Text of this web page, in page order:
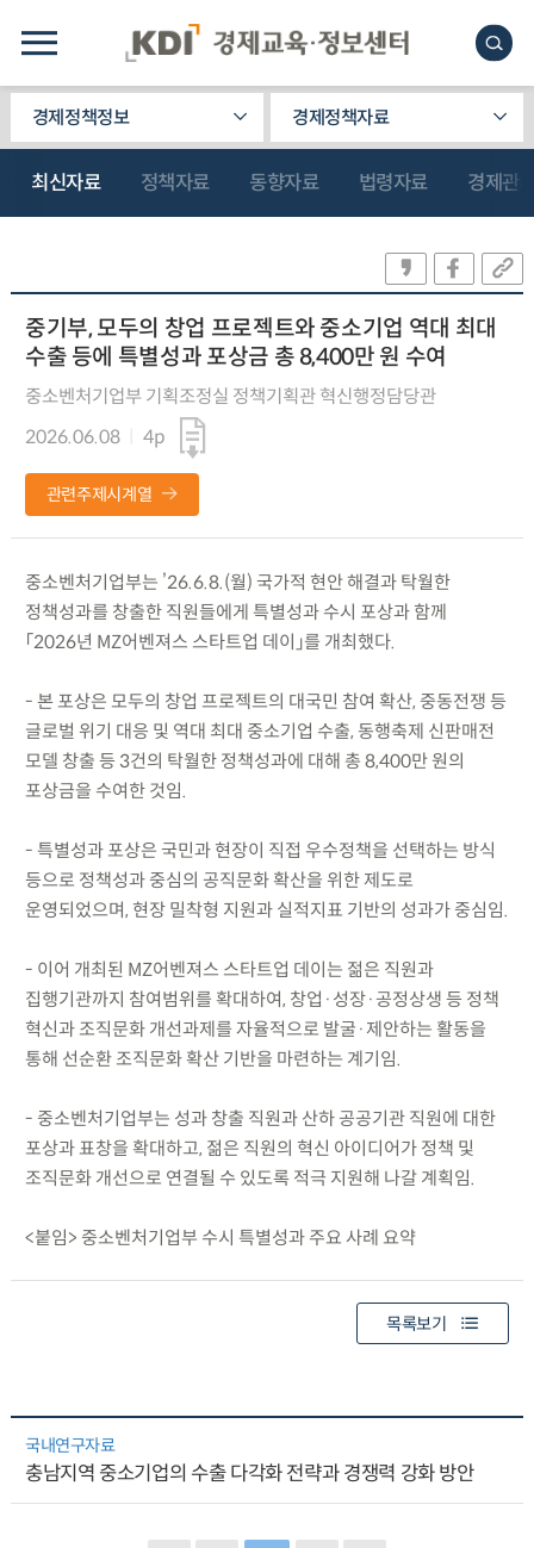
경제정책정보 경제정책자료
최신자료 정책자료 동향자료 법령자료 경제관
중기부, 모두의 창업 프로젝트와 중소기업 역대 최대
수출 등에 특별성과 포상금 총 8,400만 원 수여
중소벤처기업부 기획조정실 정책기획관 혁신행정담당관
2026.06.08
4p
관련주제시계열
중소벤처기업부는 ’26.6.8.(월) 국가적 현안 해결과 탁월한
정책성과를 창출한 직원들에게 특별성과 수시 포상과 함께
「2026년 MZ어벤져스 스타트업 데이」를 개최했다.
- 본 포상은 모두의 창업 프로젝트의 대국민 참여 확산, 중동전쟁 등
글로벌 위기 대응 및 역대 최대 중소기업 수출, 동행축제 신판매전
모델 창출 등 3건의 탁월한 정책성과에 대해 총 8,400만 원의
포상금을 수여한 것임.
- 특별성과 포상은 국민과 현장이 직접 우수정책을 선택하는 방식
등으로 정책성과 중심의 공직문화 확산을 위한 제도로
운영되었으며, 현장 밀착형 지원과 실적지표 기반의 성과가 중심임.
- 이어 개최된 MZ어벤져스 스타트업 데이는 젊은 직원과
집행기관까지 참여범위를 확대하여, 창업·성장·공정상생 등 정책
혁신과 조직문화 개선과제를 자율적으로 발굴·제안하는 활동을
통해 선순환 조직문화 확산 기반을 마련하는 계기임.
- 중소벤처기업부는 성과 창출 직원과 산하 공공기관 직원에 대한
포상과 표창을 확대하고, 젊은 직원의 혁신 아이디어가 정책 및
조직문화 개선으로 연결될 수 있도록 적극 지원해 나갈 계획임.
<붙임> 중소벤처기업부 수시 특별성과 주요 사례 요약
목록보기
국내연구자료
충남지역 중소기업의 수출 다각화 전략과 경쟁력 강화 방안